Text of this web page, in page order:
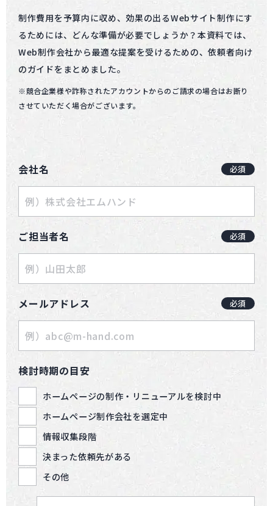
制作費用を予算内に収め、効果の出るWebサイト制作にす
るためには、どんな準備が必要でしょうか？本資料では、
Web制作会社から最適な提案を受けるための、依頼者向け
のガイドをまとめました。
※競合企業様や詐称されたアカウントからのご請求の場合はお断り
させていただく場合がございます。
会社名 必須
ご担当者名 必須
メールアドレス 必須
検討時期の目安
ホームページの制作・リニューアルを検討中
ホームページ制作会社を選定中
情報収集段階
決まった依頼先がある
その他